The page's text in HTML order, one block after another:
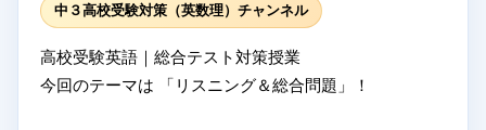
中３高校受験対策（英数理）チャンネル
高校受験英語｜総合テスト対策授業
今回のテーマは 「リスニング＆総合問題」！